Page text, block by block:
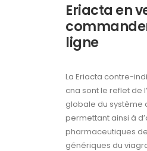
Eriacta en
ligne
La Eriacta contre-
cna sont le reflet de
globale du système
permettant ainsi à
pharmaceutiques
génériques du